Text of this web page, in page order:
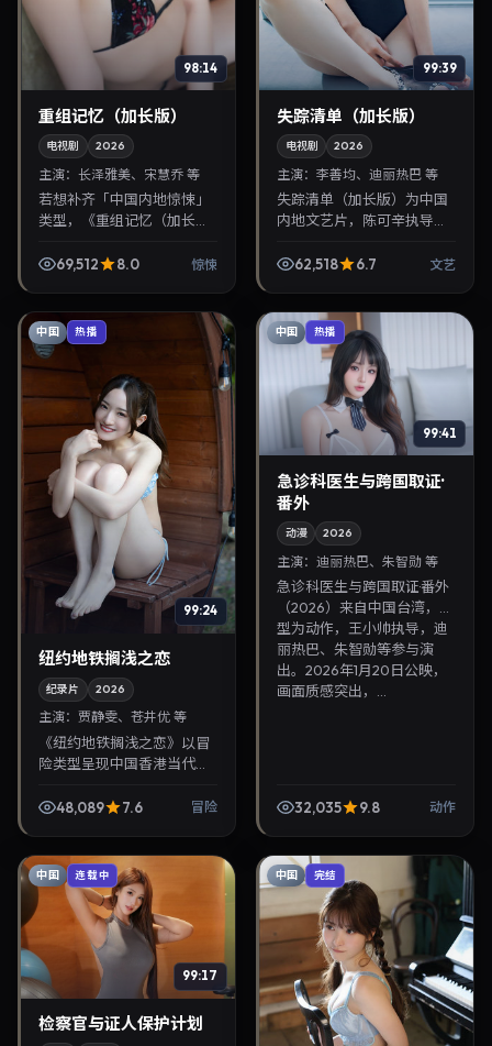
98:14
重组记忆（加长版）
电视剧 2026
主演： 长泽雅美、宋慧乔 等
若想补齐「中国内地惊悚」
类型，《重组记忆（加长
导演，长泽雅美、宋慧乔主
69,512 8.0 惊悚
99:39
失踪清单（加长版）
电视剧 2026
主演：李善均、迪丽热巴 等
失踪清单（加长版）为中国
内地文艺片，陈可辛执导，
演。2026年1月28日首映，
62,518 6.7 文艺
中国 热播
99:24
纽约地铁搁浅之恋
纪录片 2026
主演： 贾静雯、苍井优 等
《纽约地铁搁浅之恋》以冒
险类型呈现中国香港当代故
雯、苍井优。2026年11月1日
48,089 7.6 冒险
中国 热播
99:41
急诊科医生与跨国取证·
番外
动漫 2026
主演：迪丽热巴、朱智勋 等
急诊科医生与跨国取证·番外
（2026）来自中国台湾，类
型为动作，王小帅执导，迪
丽热巴、朱智勋等参与演
出。2026年1月20日公映，
画面质感突出，...
32,035 9.8 动作
中国 连载中
99:17
检察官与证人保护计划
中国 完结